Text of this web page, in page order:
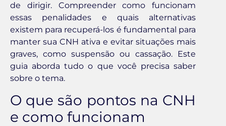
de dirigir. Compreender como funcionam
essas penalidades e quais alternativas
existem para recuperá-los é fundamental para
manter sua CNH ativa e evitar situações mais
graves, como suspensão ou cassação. Este
guia aborda tudo o que você precisa saber
sobre o tema.
O que são pontos na CNH
e como funcionam